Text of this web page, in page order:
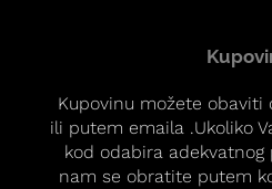
Kupovinu možete obaviti
ili putem emaila .Ukoliko
kod odabira
nam se obratite putem